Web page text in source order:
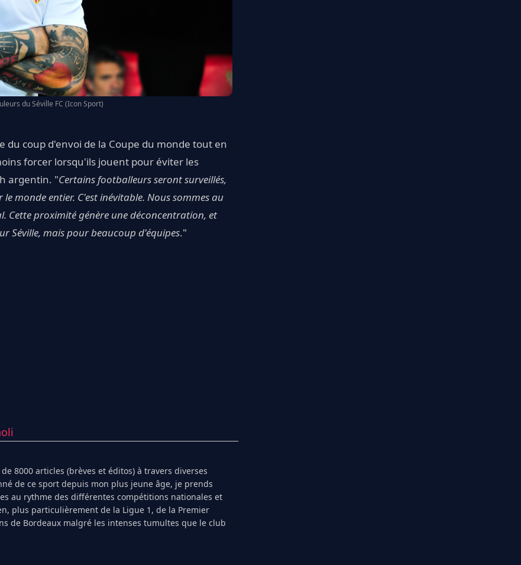
du Séville FC (Icon Sport)
coup d'envoi de la Coupe du monde tout en
forcer lorsqu'ils jouent pour éviter les
argentin. "Certains footballeurs seront surveillés,
monde entier. C'est inévitable. Nous sommes au
Cette proximité génère une déconcentration, et
Séville, mais pour beaucoup d'équipes."
8000 articles (brèves et éditos) à travers diverses
de ce sport depuis mon plus jeune âge, je prends
au rythme des différentes compétitions nationales et
plus particulièrement de la Ligue 1, de la Premier
de Bordeaux malgré les intenses tumultes que le club